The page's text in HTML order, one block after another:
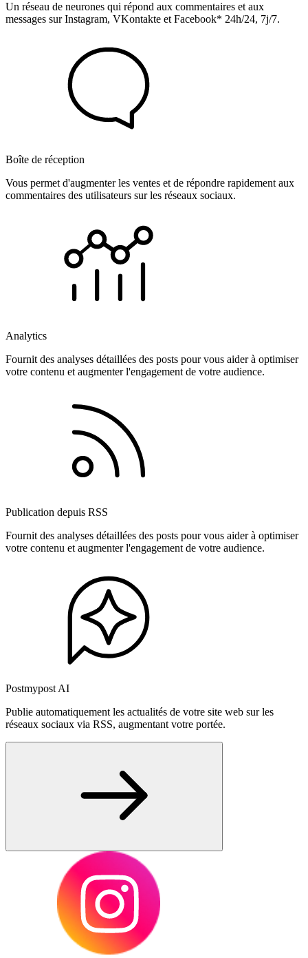
Un réseau de neurones qui répond aux commentaires et aux
messages sur Instagram, VKontakte et Facebook* 24h/24, 7j/7.
Boîte de réception
Vous permet d'augmenter les ventes et de répondre rapidement aux
commentaires des utilisateurs sur les réseaux sociaux.
Analytics
Fournit des analyses détaillées des posts pour vous aider à optimiser
votre contenu et augmenter l'engagement de votre audience.
Publication depuis RSS
Fournit des analyses détaillées des posts pour vous aider à optimiser
votre contenu et augmenter l'engagement de votre audience.
Postmypost AI
Publie automatiquement les actualités de votre site web sur les
réseaux sociaux via RSS, augmentant votre portée.